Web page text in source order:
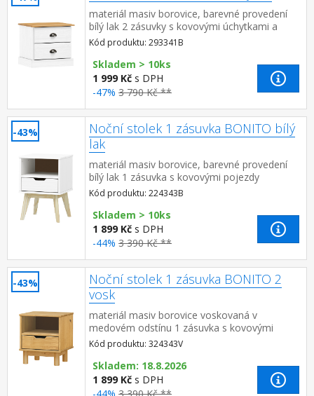
materiál masiv borovice, barevné provedení
bílý lak 2 zásuvky s kovovými úchytkami a
pojezdy
Kód produktu: 293341B
Skladem > 10ks
1 999 Kč s DPH
-47% 3 790 Kč **
-43%
Noční stolek 1 zásuvka BONITO bílý
lak
materiál masiv borovice, barevné provedení
bílý lak 1 zásuvka s kovovými pojezdy
Kód produktu: 224343B
Skladem > 10ks
1 899 Kč s DPH
-44% 3 390 Kč **
-43%
Noční stolek 1 zásuvka BONITO 2
vosk
materiál masiv borovice voskovaná v
medovém odstínu 1 zásuvka s kovovými
pojezdy
Kód produktu: 324343V
Skladem: 18.8.2026
1 899 Kč s DPH